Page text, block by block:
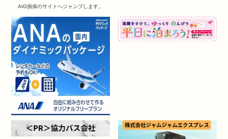
AIG損保のサイトへジャンプします。